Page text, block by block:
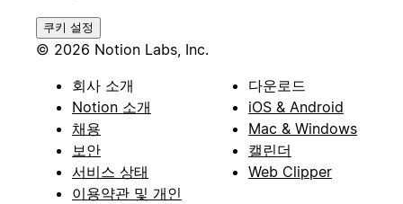
쿠키 설정
© 2026 Notion Labs, Inc.
회사 소개
Notion 소개
채용
보안
서비스 상태
이용약관 및 개인
다운로드
iOS & Android
Mac & Windows
캘린더
Web Clipper